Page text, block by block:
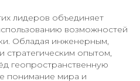
лидеров объединяет
возможностей
Обладая инженерным,
стратегическим опытом,
геопространственную
понимание мира и